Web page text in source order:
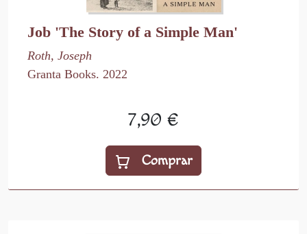
Job 'The Story of a Simple Man'
Roth, Joseph
Granta Books. 2022
7,90 €
Comprar